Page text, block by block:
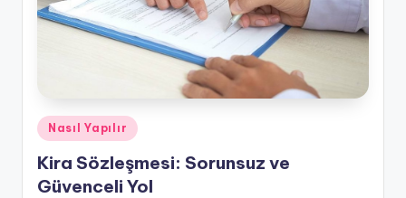
Posted
in
Nasıl Yapılır
Kira Sözleşmesi: Sorunsuz ve
Güvenceli Yol